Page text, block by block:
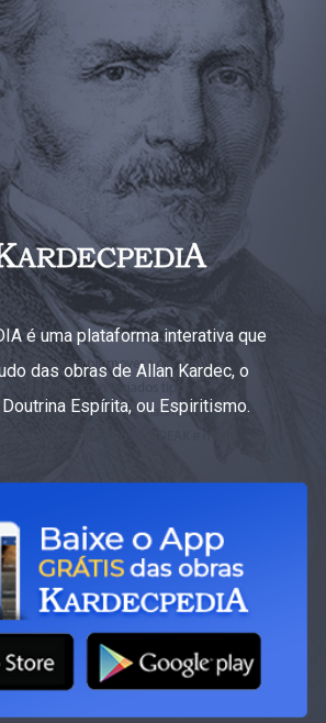
é uma plataforma interativa que
das obras de Allan Kardec, o
Espírita, ou Espiritismo.